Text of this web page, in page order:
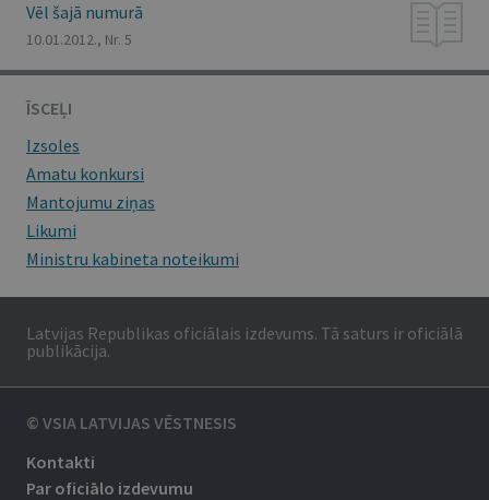
Vēl šajā numurā
10.01.2012., Nr. 5
ĪSCEĻI
Izsoles
Amatu konkursi
Mantojumu ziņas
Likumi
Ministru kabineta noteikumi
Latvijas Republikas oficiālais izdevums. Tā saturs ir oficiālā
publikācija.
© VSIA LATVIJAS VĒSTNESIS
Kontakti
Par oficiālo izdevumu